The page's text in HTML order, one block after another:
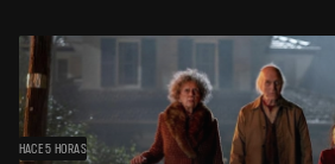
HACE 5 HORAS